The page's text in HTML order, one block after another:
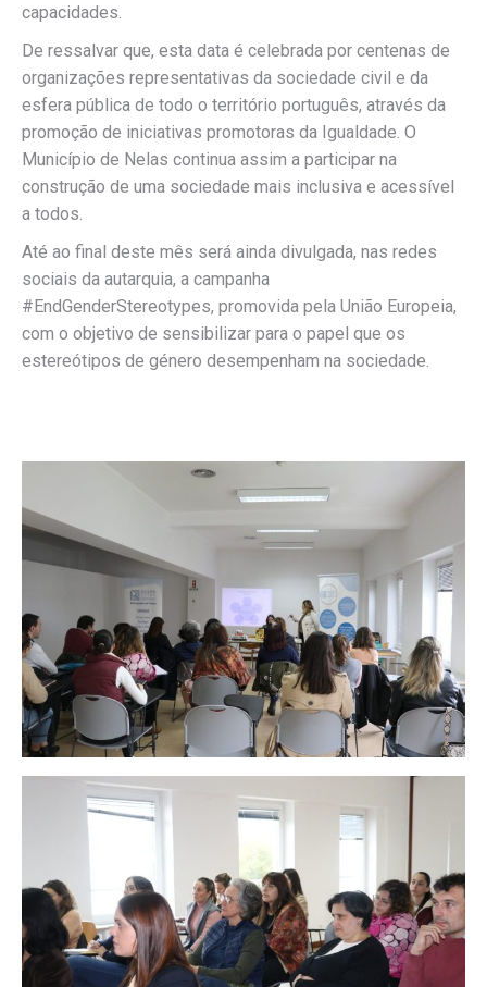
capacidades.
De ressalvar que, esta data é celebrada por centenas de
organizações representativas da sociedade civil e da
esfera pública de todo o território português, através da
promoção de iniciativas promotoras da Igualdade. O
Município de Nelas continua assim a participar na
construção de uma sociedade mais inclusiva e acessível
a todos.
Até ao final deste mês será ainda divulgada, nas redes
sociais da autarquia, a campanha
#EndGenderStereotypes, promovida pela União Europeia,
com o objetivo de sensibilizar para o papel que os
estereótipos de género desempenham na sociedade.